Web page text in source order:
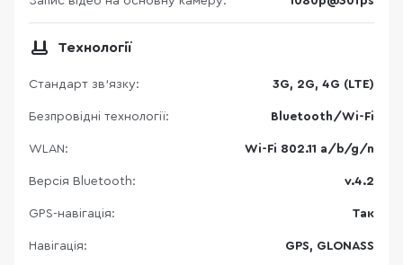
Технології
Стандарт зв'язку: 3G, 2G, 4G (LTE)
Безпровідні технології: Bluetooth/Wi-Fi
WLAN: Wi-Fi 802.11 a/b/g/n
Версія Bluetooth: v.4.2
GPS-навігація: Так
Навігація: GPS, GLONASS